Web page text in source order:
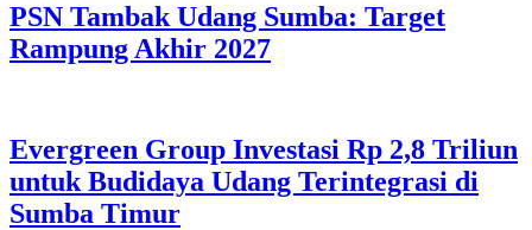
PSN Tambak Udang Sumba: Target
Rampung Akhir 2027
Evergreen Group Investasi Rp 2,8 Triliun
untuk Budidaya Udang Terintegrasi di
Sumba Timur